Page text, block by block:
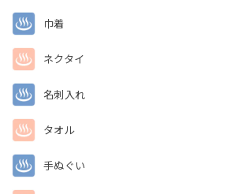
巾着
ネクタイ
名刺入れ
タオル
手ぬぐい